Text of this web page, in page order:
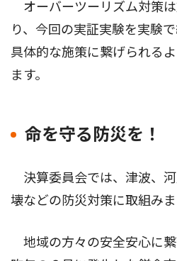
オーバーツーリズム対策
り、今回の実証実験を実験
具体的な施策に繋げられる
ます。
命を守る防災を！
決算委員会では、津波、
壊などの防災対策に取組みま
地域の方々の安全安心に繋